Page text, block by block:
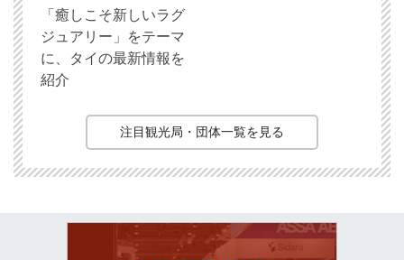
「癒しこそ新しいラグ
ジュアリー」をテーマ
に、タイの最新情報を
紹介
注目観光局・団体一覧を見る